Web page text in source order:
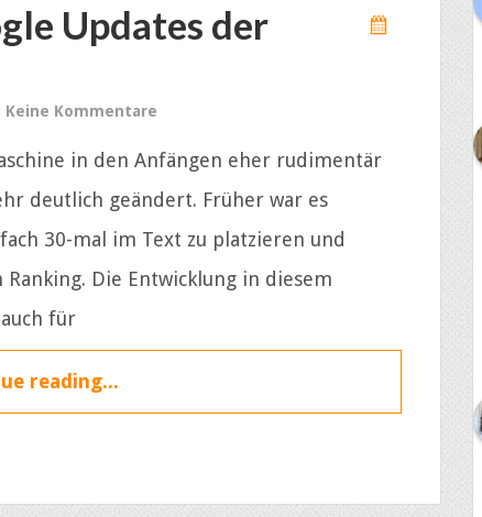
Updates der
Keine Kommentare
in den Anfängen eher rudimentär
deutlich geändert. Früher war es
30-mal im Text zu platzieren und
Die Entwicklung in diesem
für
reading...